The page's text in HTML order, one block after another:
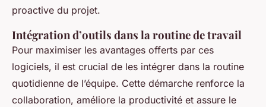
proactive du projet.
Intégration d’outils dans la routine de travail
Pour maximiser les avantages offerts par ces
logiciels, il est crucial de les intégrer dans la routine
quotidienne de l’équipe. Cette démarche renforce la
collaboration, améliore la productivité et assure le